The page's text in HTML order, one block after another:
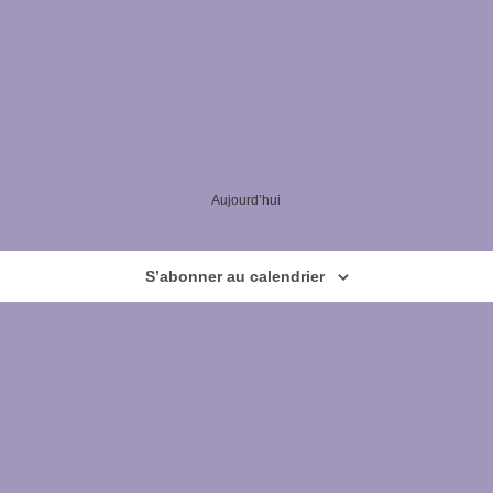
Aujourd’hui
S’abonner au calendrier